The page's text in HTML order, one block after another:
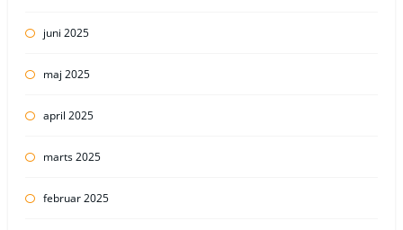
juni 2025
maj 2025
april 2025
marts 2025
februar 2025